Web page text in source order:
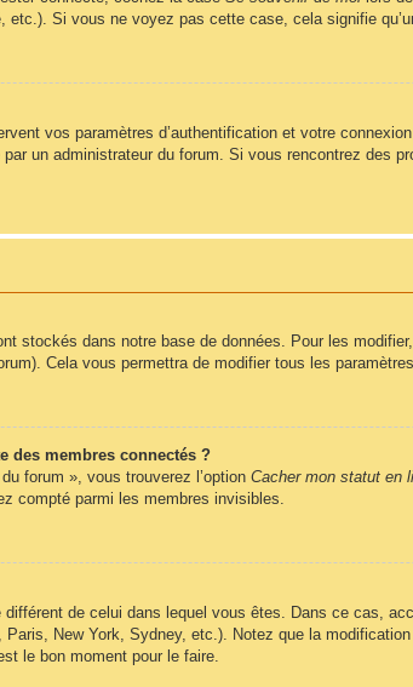
Si vous ne voyez pas cette case, cela signifie
vos paramètres d’authentification et votre
un administrateur du forum. Si vous rencontrez des
stockés dans notre base de données. Pour les
Cela vous permettra de modifier tous les
des membres connectés ?
forum », vous trouverez l’option Cacher mon statut en
compté parmi les membres invisibles.
différent de celui dans lequel vous êtes. Dans ce cas,
New York, Sydney, etc.). Notez que la
le bon moment pour le faire.